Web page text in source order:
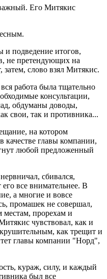
Его Митякис
и подведение итогов,
не претендующих на
слово взял Митякис.
работа была тщательно
консультации,
обдуманы доводы,
свои, так и противника...
на котором
качестве главы компании,
любой предложенный
сбивался,
все внимательнее. В
а многие и вовсе
промашек не совершал,
прорехам и
чувствовал, как и
как трещит и
главы компании "Норд",
кураж, силу, и каждый
был все